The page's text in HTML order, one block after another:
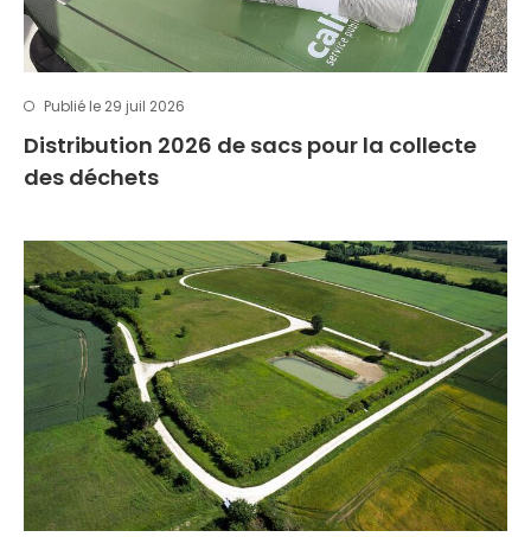
Publié le 29 juil 2026
Distribution 2026 de sacs pour la collecte
des déchets